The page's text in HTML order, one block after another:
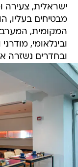
ישראלית, צעירה
מבטיחים בעליו,
המקומית, המערבת
ובינלאומי,
ובחדרים נשזרה